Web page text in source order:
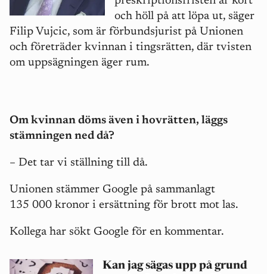
och höll på att löpa ut, säger
Filip Vujcic, som är förbundsjurist på Unionen
och företräder kvinnan i tingsrätten, där tvisten
om uppsägningen äger rum.
Om kvinnan döms även i hovrätten, läggs
stämningen ned då?
– Det tar vi ställning till då.
Unionen stämmer Google på sammanlagt
135 000 kronor i ersättning för brott mot las.
Kollega har sökt Google för en kommentar.
Kan jag sägas upp på grund